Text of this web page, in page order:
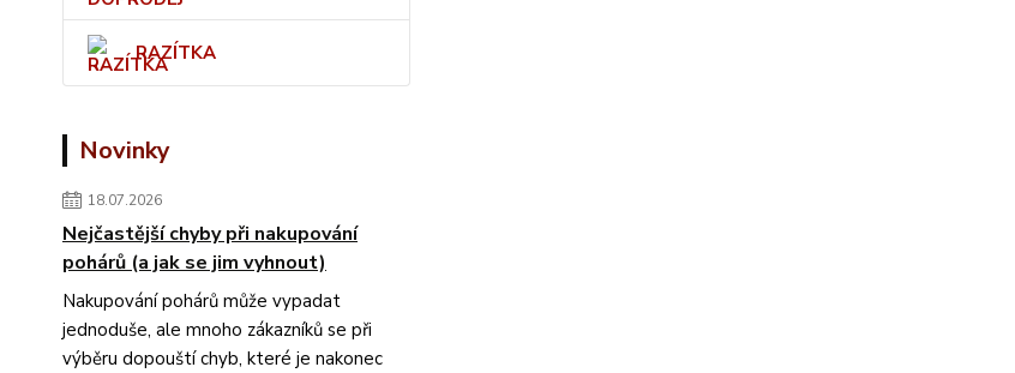
RAZÍTKA
Novinky
18.07.2026
Nejčastější chyby při nakupování
pohárů (a jak se jim vyhnout)
Nakupování pohárů může vypadat
jednoduše, ale mnoho zákazníků se při
výběru dopouští chyb, které je nakonec